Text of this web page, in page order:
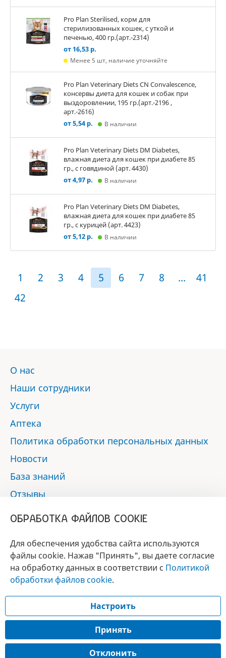
Pro Plan Sterilised, корм для
стерилизованных кошек, с уткой и
печенью, 400 гр.(арт.-2314)
от 16,53 р.
Менее 5 шт, наличие уточняйте
Pro Plan Veterinary Diets CN Convalescence,
консервы диета для кошек и собак при
выздоровлении, 195 гр.(арт.-2196 ,
арт.-2616)
от 5,54 р.
В наличии
Pro Plan Veterinary Diets DM Diabetes,
влажная диета для кошек при диабете 85
гр., с говядиной (арт. 4430)
от 4,97 р.
В наличии
Pro Plan Veterinary Diets DM Diabetes,
влажная диета для кошек при диабете 85
гр., с курицей (арт. 4423)
от 5,12 р.
В наличии
1 2 3 4 5 6 7 8 ...
41
42
О нас
Наши сотрудники
Услуги
Аптека
Политика обработки персональных данных
Новости
База знаний
Отзывы
БРЕНД
ГОДА 2017 - 2019
© 2017 - 2026 «Альфа-вет»
Разработка сайта —
Информация, представленная на сайте, носит справочный характер и не
ОБРАБОТКА ФАЙЛОВ COOKIE
Для обеспечения удобства сайта используются
файлы cookie. Нажав "Принять", вы даете согласие
на обработку данных в соответствии с Политикой
обработки файлов cookie.
Настроить
Принять
Отклонить